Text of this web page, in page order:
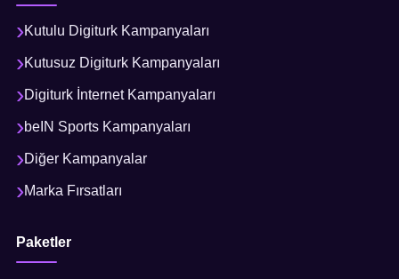
Kutulu Digiturk Kampanyaları
Kutusuz Digiturk Kampanyaları
Digiturk İnternet Kampanyaları
beIN Sports Kampanyaları
Diğer Kampanyalar
Marka Fırsatları
Paketler